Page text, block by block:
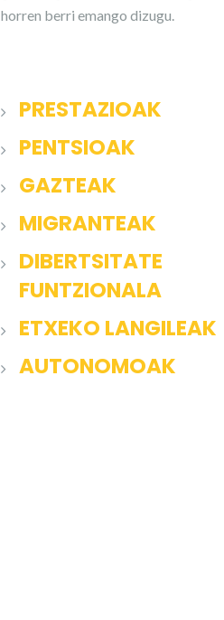
horren berri emango dizugu.
PRESTAZIOAK
PENTSIOAK
GAZTEAK
MIGRANTEAK
DIBERTSITATE
FUNTZIONALA
ETXEKO LANGILEAK
AUTONOMOAK